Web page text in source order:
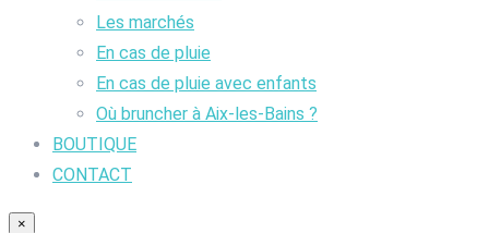
Les marchés
En cas de pluie
En cas de pluie avec enfants
Où bruncher à Aix-les-Bains ?
BOUTIQUE
CONTACT
×